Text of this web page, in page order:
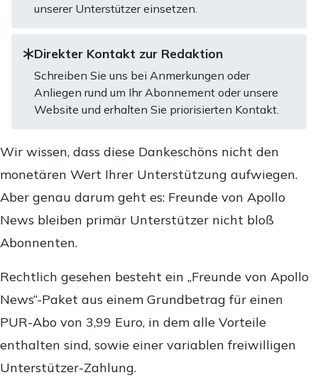
unserer Unterstützer einsetzen.
Direkter Kontakt zur Redaktion
Schreiben Sie uns bei Anmerkungen oder
Anliegen rund um Ihr Abonnement oder unsere
Website und erhalten Sie priorisierten Kontakt.
Wir wissen, dass diese Dankeschöns nicht den
monetären Wert Ihrer Unterstützung aufwiegen.
Aber genau darum geht es: Freunde von Apollo
News bleiben primär Unterstützer nicht bloß
Abonnenten.
Rechtlich gesehen besteht ein „Freunde von Apollo
News“-Paket aus einem Grundbetrag für einen
PUR-Abo von 3,99 Euro, in dem alle Vorteile
enthalten sind, sowie einer variablen freiwilligen
Unterstützer-Zahlung.